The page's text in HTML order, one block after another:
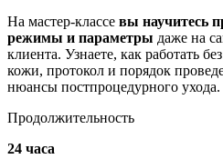
На мастер-классе вы научитесь
режимы и параметры даже на
клиента. Узнаете, как работать
кожи, протокол и порядок
нюансы постпроцедурного ухода.
Продолжительность
24 часа